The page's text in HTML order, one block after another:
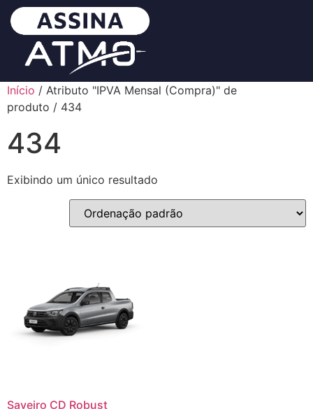
Início / Atributo "IPVA Mensal (Compra)" de
produto / 434
434
Exibindo um único resultado
Saveiro CD Robust